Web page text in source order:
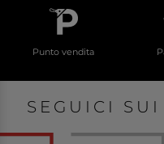
Punto vendita
SEGUICI